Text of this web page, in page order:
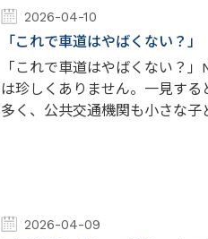
2026-04-10
「これで車道はやばくない？」
「これで車道はやばくない？
は珍しくありません。一見す
多く、公共交通機関も小さな
2026-04-09